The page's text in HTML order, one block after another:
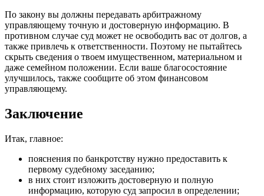
По закону вы должны передавать арбитражному
управляющему точную и достоверную информацию. В
противном случае суд может не освободить вас от долгов, а
также привлечь к ответственности. Поэтому не пытайтесь
скрыть сведения о твоем имущественном, материальном и
даже семейном положении. Если ваше благосостояние
улучшилось, также сообщите об этом финансовом
управляющему.
Заключение
Итак, главное:
пояснения по банкротству нужно предоставить к
первому судебному заседанию;
в них стоит изложить достоверную и полную
информацию, которую суд запросил в определении;